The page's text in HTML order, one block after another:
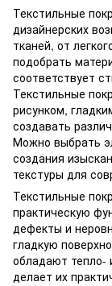
Текстильные
дизайнерских
тканей, от
подобрать
соответствует
Текстильные
рисунком,
создавать
Можно выбрать
создания
текстуры для
Текстильные
практическую
дефекты и
гладкую
обладают тепло-
делает их